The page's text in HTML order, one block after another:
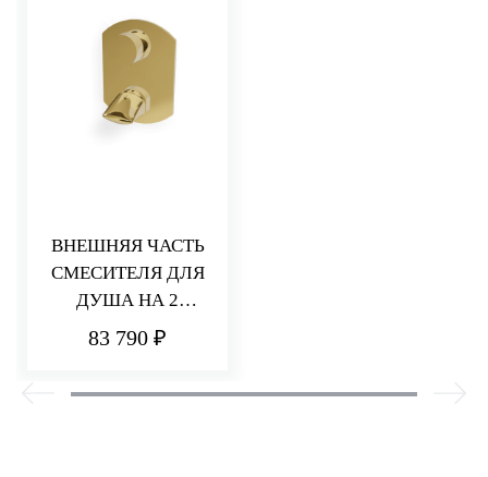
ВНЕШНЯЯ ЧАСТЬ
СМЕСИТЕЛЯ ДЛЯ
ДУША НА 2
ПОТРЕБИТЕЛЯ
83 790 ₽